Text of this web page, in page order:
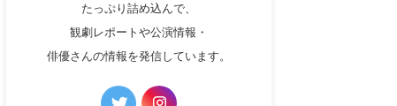
たっぷり詰め込んで、
観劇レポートや公演情報・
俳優さんの情報を発信しています。